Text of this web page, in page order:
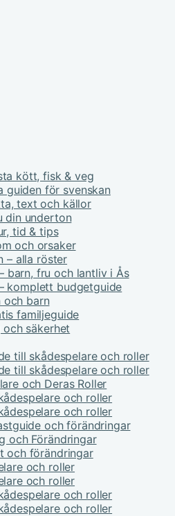
kött, fisk & veg
guiden för svenskan
text och källor
din underton
tid & tips
och orsaker
– alla röster
barn, fru och lantliv i Ås
komplett budgetguide
och barn
familjeguide
säkerhet
till skådespelare och roller
till skådespelare och roller
och Deras Roller
och roller
och roller
och förändringar
och Förändringar
och förändringar
och roller
och roller
och roller
och roller